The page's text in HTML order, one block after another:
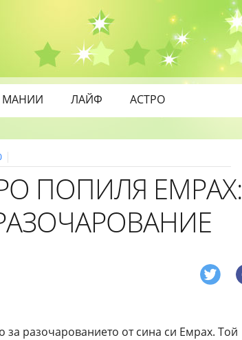
МАНИИ ЛАЙФ АСТРО
ПОПИЛЯ ЕМРАХ:
разочарованието от сина си Емрах. Той